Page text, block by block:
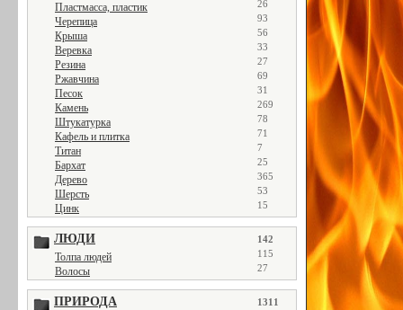
Пластмасса, пластик 26
Черепица 93
Крыша 56
Веревка 33
Резина 27
Ржавчина 69
Песок 31
Камень 269
Штукатурка 78
Кафель и плитка 71
Титан 7
Бархат 25
Дерево 365
Шерсть 53
Цинк 15
ЛЮДИ 142
Толпа людей 115
Волосы 27
ПРИРОДА 1311